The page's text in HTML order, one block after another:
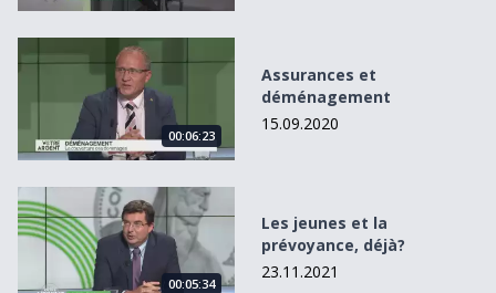
Assurances et déménagement
00:06:23
Assurances et
déménagement
15.09.2020
Les jeunes et la prévoyance, déjà?
00:05:34
Les jeunes et la
prévoyance, déjà?
23.11.2021